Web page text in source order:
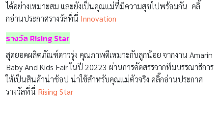
ได้อย่างเหมาะสม และยังเป็นคุณแม่ที่มีความสุขไปพร้อมกัน คลิ๊
กอ่านประกาศรางวัลที่นี่ Innovation
รางวัล Rising Star
สุดยอดผลิตภัณฑ์ดาวรุ่ง คุณภาพดีเหมาะกับลูกน้อย จากงาน Amarin
Baby And Kids Fair ในปี 20223 ผ่านการคัดสรรจากทีมบรรณาธิการ
ให้เป็นสินค้าน่าช้อป น่าใช้สำหรับคุณแม่ตัวจริง คลิ๊กอ่านประกาศ
รางวัลที่นี่ Rising Star